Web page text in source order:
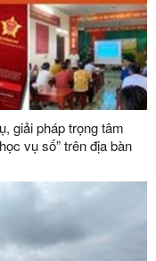
giải pháp trọng tâm
vụ số” trên địa bàn